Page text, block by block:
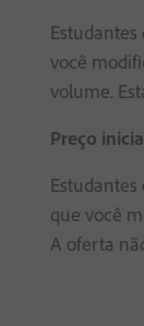
você
volume.
Preço
que você
A oferta